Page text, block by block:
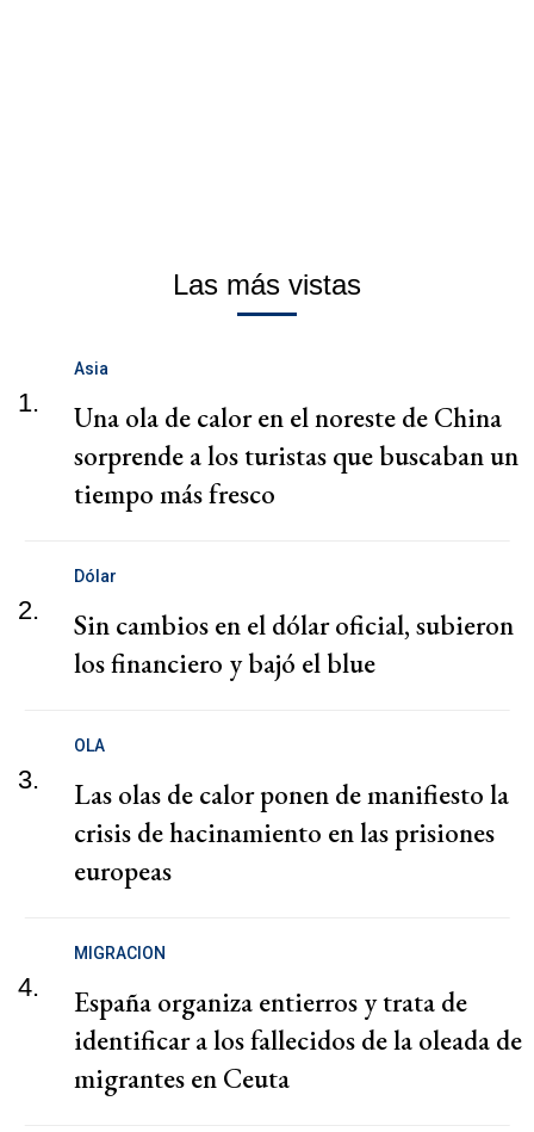
Las más vistas
1.
Asia
Una ola de calor en el noreste de China
sorprende a los turistas que buscaban un
tiempo más fresco
2.
Dólar
Sin cambios en el dólar oficial, subieron
los financiero y bajó el blue
3.
OLA
Las olas de calor ponen de manifiesto la
crisis de hacinamiento en las prisiones
europeas
4.
MIGRACION
España organiza entierros y trata de
identificar a los fallecidos de la oleada de
migrantes en Ceuta